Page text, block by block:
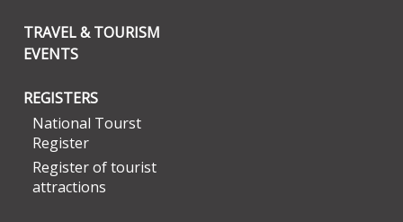
TRAVEL & TOURISM
EVENTS
REGISTERS
National Tourst
Register
Register of tourist
attractions